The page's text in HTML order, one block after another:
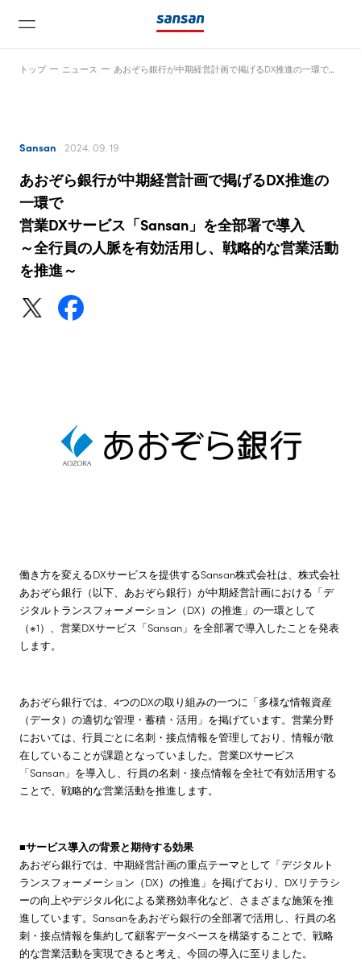
ニュース
サービス
テクノロジー
サステナビリティ
トップ ニュース
Sansan 2024. 09. 19
あおぞら銀行が中期経営計画で掲げるDX推進の
一環で
営業DXサービス「Sansan」を全部署で導入
～全行員の人脈を有効活用し、戦略的な営業活動
を推進～
働き方を変えるDXサービスを提供するSansan株式会社は、株式会社
あおぞら銀行（以下、あおぞら銀行）が中期経営計画における「デ
ジタルトランスフォーメーション（DX）の推進」の一環として
（※1）、営業DXサービス「Sansan」を全部署で導入したことを発表
します。
あおぞら銀行では、4つのDXの取り組みの一つに「多様な情報資産
（データ）の適切な管理・蓄積・活用」を掲げています。営業分野
においては、行員ごとに名刺・接点情報を管理しており、情報が散
在していることが課題となっていました。営業DXサービス
「Sansan」を導入し、行員の名刺・接点情報を全社で有効活用する
ことで、戦略的な営業活動を推進します。
■サービス導入の背景と期待する効果
あおぞら銀行では、中期経営計画の重点テーマとして「デジタルト
ランスフォーメーション（DX）の推進」を掲げており、DXリテラシ
ーの向上やデジタル化による業務効率化など、さまざまな施策を推
進しています。Sansanをあおぞら銀行の全部署で活用し、行員の名
刺・接点情報を集約して顧客データベースを構築することで、戦略
的な営業活動を実現できると考え、今回の導入に至りました。